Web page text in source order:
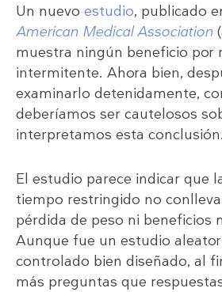
Un nuevo estudio, publicado
American Medical Association
muestra ningún beneficio por
intermitente. Ahora bien,
examinarlo detenidamente,
deberíamos ser cautelosos
interpretamos esta conclusión.
El estudio parece indicar que
tiempo restringido no
pérdida de peso ni beneficios
Aunque fue un estudio
controlado bien diseñado, al
más preguntas que